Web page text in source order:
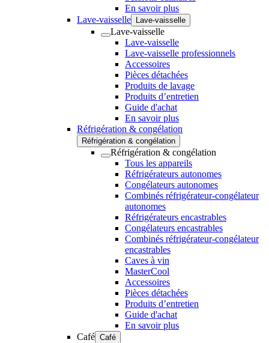
En savoir plus
Lave-vaisselle
Lave-vaisselle
Lave-vaisselle
Lave-vaisselle
Lave-vaisselle professionnels
Accessoires
Pièces détachées
Produits de lavage
Produits d’entretien
Guide d'achat
En savoir plus
Réfrigération & congélation
Réfrigération & congélation
Réfrigération & congélation
Tous les appareils
Réfrigérateurs autonomes
Congélateurs autonomes
Combinés réfrigérateur-congélateur
autonomes
Réfrigérateurs encastrables
Congélateurs encastrables
Combinés réfrigérateur-congélateur
encastrables
Caves à vin
MasterCool
Accessoires
Pièces détachées
Produits d’entretien
Guide d'achat
En savoir plus
Café Café